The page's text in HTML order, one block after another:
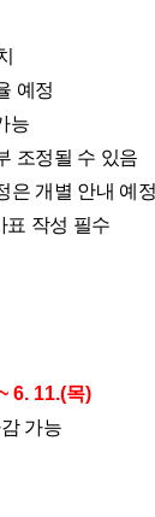
예정
능
조정될 수 있음
은 개별 안내 예정
표 작성 필수
6. 11.(목)
가능